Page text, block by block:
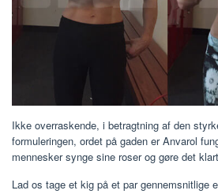
Ikke overraskende, i betragtning af den
formuleringen, ordet på gaden er Anvarol
mennesker synge sine roser og gøre det
Lad os tage et kig på et par gennemsnitlige